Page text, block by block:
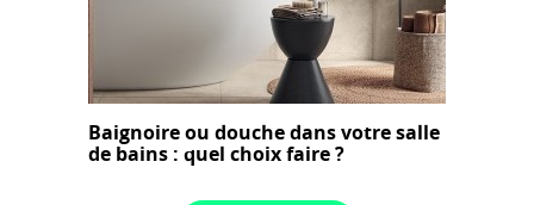
Baignoire ou douche dans votre salle
de bains : quel choix faire ?